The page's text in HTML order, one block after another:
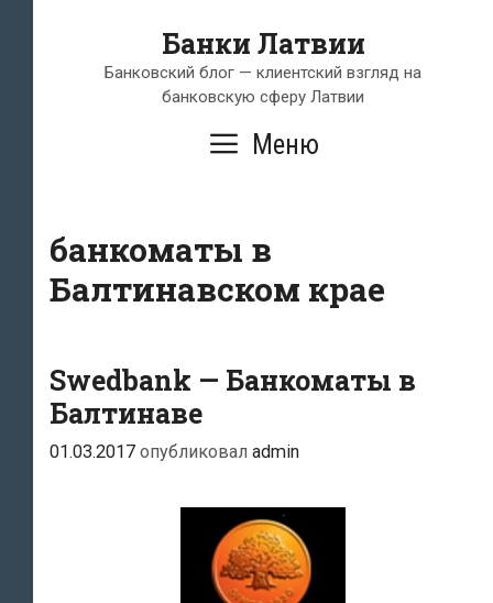
содержимому
Банки Латвии
Банковский блог — клиентский взгляд на
банковскую сферу Латвии
Меню
банкоматы в
Балтинавском крае
Swedbank — Банкоматы в
Балтинаве
01.03.2017 опубликовал admin